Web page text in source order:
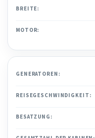
BREITE:
MOTOR:
GENERATOREN:
REISEGESCHWINDIGKEIT:
BESATZUNG: